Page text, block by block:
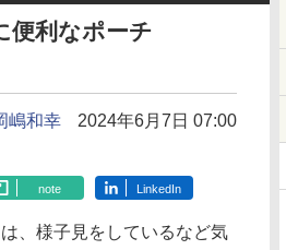
便利なポーチ
嶋和幸 2024年6月7日 07:00
note LinkedIn
、様子見をしているなど気